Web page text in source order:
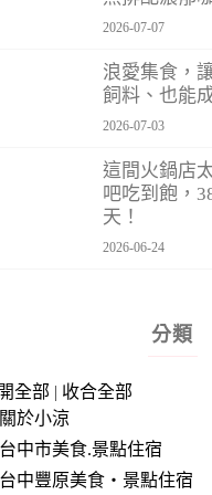
2026-07-07
浪愛集食，
飼料、也能
2026-07-03
這間火鍋店
吧吃到飽，
天！
2026-06-24
分類
全部 | 收合全部
關於小涼
台中市美食.景點住宿
台中豐原美食‧景點住宿